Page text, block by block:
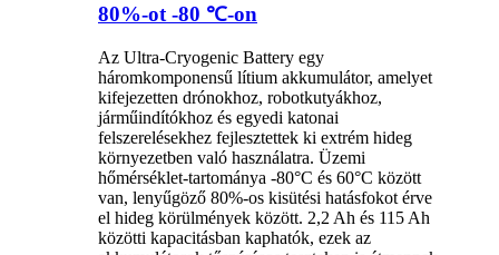
80%-ot -80 ℃-on
Az Ultra-Cryogenic Battery egy
háromkomponensű lítium akkumulátor, amelyet
kifejezetten drónokhoz, robotkutyákhoz,
járműindítókhoz és egyedi katonai
felszerelésekhez fejlesztettek ki extrém hideg
környezetben való használatra. Üzemi
hőmérséklet-tartománya -80°C és 60°C között
van, lenyűgöző 80%-os kisütési hatásfokot érve
el hideg körülmények között. 2,2 Ah és 115 Ah
közötti kapacitásban kaphatók, ezek az